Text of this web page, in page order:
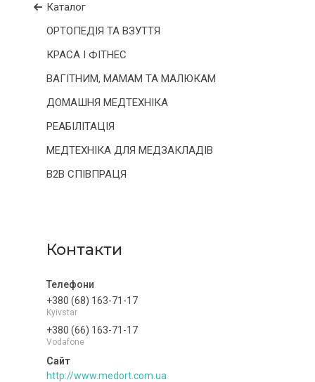
Каталог
ОРТОПЕДІЯ ТА ВЗУТТЯ
КРАСА І ФІТНЕС
ВАГІТНИМ, МАМАМ ТА МАЛЮКАМ
ДОМАШНЯ МЕДТЕХНІКА
РЕАБІЛІТАЦІЯ
МЕДТЕХНІКА ДЛЯ МЕДЗАКЛАДІВ
B2B СПІВПРАЦЯ
Контакти
+380 (68) 163-71-17
Kyivstar
+380 (66) 163-71-17
Vodafone
http://www.medort.com.ua